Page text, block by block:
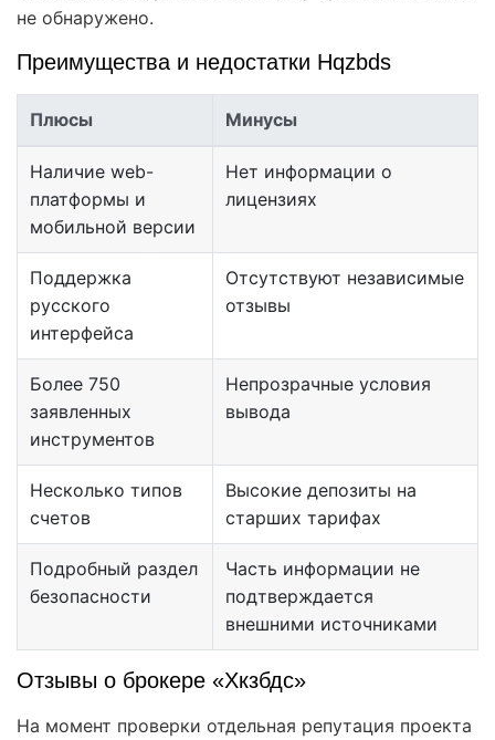
не обнаружено.
Преимущества и недостатки Hqzbds
Плюсы Минусы
Наличие web-
платформы и
мобильной версии
Нет информации о
лицензиях
Поддержка
русского
интерфейса
Отсутствуют независимые
отзывы
Более 750
заявленных
инструментов
Непрозрачные условия
вывода
Несколько типов
счетов
Высокие депозиты на
старших тарифах
Подробный раздел
безопасности
Часть информации не
подтверждается
внешними источниками
Отзывы о брокере «Хкзбдс»
На момент проверки отдельная репутация проекта